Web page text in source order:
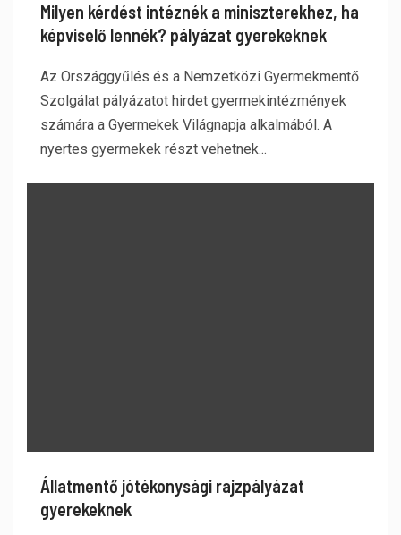
Milyen kérdést intéznék a miniszterekhez, ha
képviselő lennék? pályázat gyerekeknek
Az Országgyűlés és a Nemzetközi Gyermekmentő
Szolgálat pályázatot hirdet gyermekintézmények
számára a Gyermekek Világnapja alkalmából. A
nyertes gyermekek részt vehetnek...
Állatmentő jótékonysági rajzpályázat
gyerekeknek